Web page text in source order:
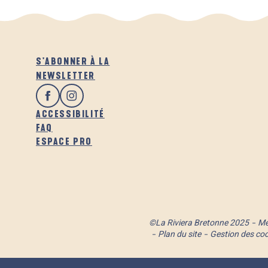
S'ABONNER À LA
NEWSLETTER
ACCESSIBILITÉ
FAQ
ESPACE PRO
©La Riviera Bretonne 2025
Plan du site
Gestion des